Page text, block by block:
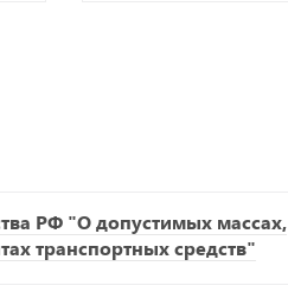
РФ "О допустимых массах,
транспортных средств"